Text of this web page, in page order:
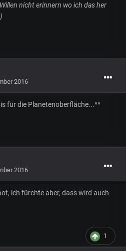
nicht erinnern wo ich das her
2016
für die Planetenoberfläche...^^
2016
ich fürchte aber, dass wird auch
1